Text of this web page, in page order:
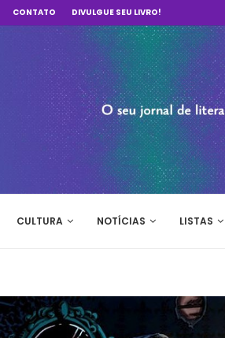
CONTATO DIVULGUE SEU LIVRO!
CULTURA NOTÍCIAS LISTAS